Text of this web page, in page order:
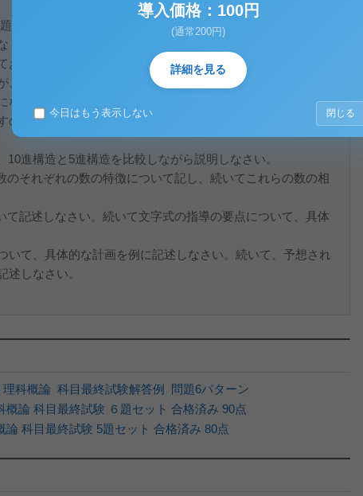
はこの17パターンで全てだと思われます。この中から3つの
学習されることをお勧めします。今年度の問題冊子01～08
おりますので参考になさってください。
言葉足らずだと感じた個所は自分なりに補足しています。
るように、並べ替え、番号をふっています。
のでご確認ください。
進構造と5進構造を比較しながら説明しなさい。
それぞれの数の特徴について記し、続いてこれらの数の相
記述しなさい。続いて文字式の指導の要点について、具体
て、具体的な計画を例に記述しなさい。続いて、予想され
述しなさい。
理科概論 科目最終試験解答例 問題6パターン
概論 科目最終試験 ６題セット 合格済み 90点
論 科目最終試験 5題セット 合格済み 80点
導入価格：100円
(通常200円)
詳細を見る
今日はもう表示しない 閉じる